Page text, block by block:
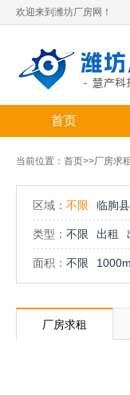
欢迎来到潍坊厂房网！
首页
当前位置： 首页>>厂房求租
区域： 不限 临朐县
类型： 不限 出租
面积： 不限
厂房求租